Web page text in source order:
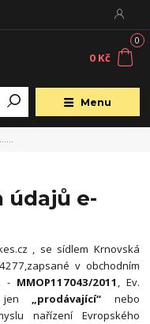
Menu
0
0 Kč
údajů e-
, se sídlem Krnovská
v obchodním
- MMOP117043/2011 , Ev.
„prodávající“ nebo
nařízení Evropského